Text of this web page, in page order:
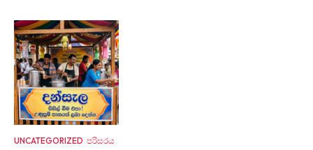
UNCATEGORIZED පරිසරය